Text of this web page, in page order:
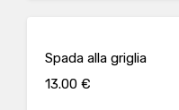
Spada alla griglia
13.00 €